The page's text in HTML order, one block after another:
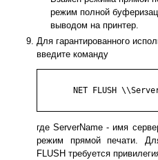
режим полной
выводом на принтер.
Для гарантированного
введите команду
NET FLUSH
где ServerName - имя
режим прямой печати.
FLUSH требуется